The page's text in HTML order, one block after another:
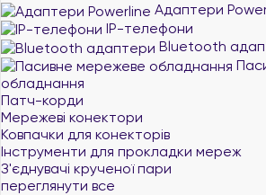
Адаптери
IP-телефони
Bluetooth
обладнання
Патч-корди
Мережеві конектори
Ковпачки для конекторів
Інструменти для прокладки мереж
З'єднувачі крученої пари
переглянути все